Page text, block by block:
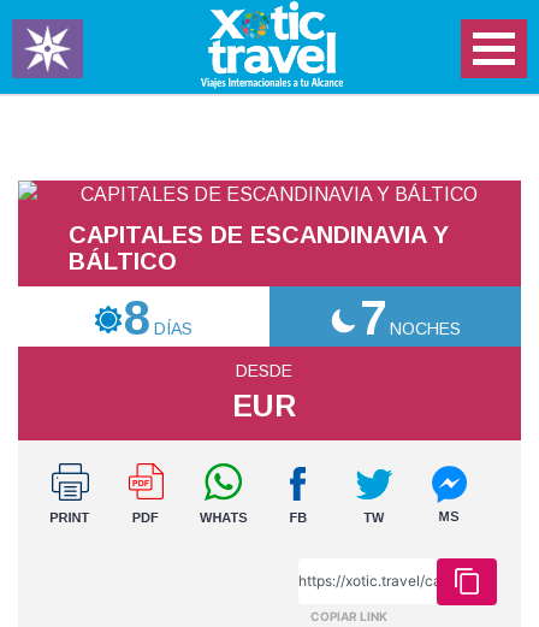
CAPITALES DE ESCANDINAVIA Y
BÁLTICO
8 DÍAS 7 NOCHES
DESDE
EUR
COPIAR LINK